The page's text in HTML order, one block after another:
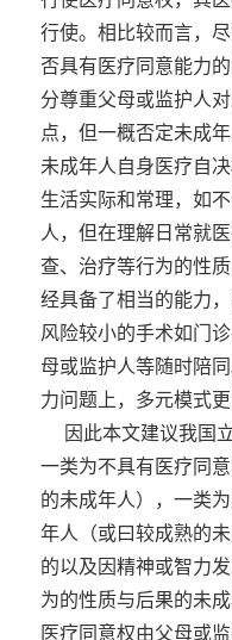
行使。相比较而言，
否具有医疗同意能力
分尊重父母或监护人
点，但一概否定未成
未成年人自身医疗自
生活实际和常理，如
人，但在理解日常就
查、治疗等行为的性
经具备了相当的能力
风险较小的手术如门
母或监护人等随时陪
力问题上，多元模式更
因此本文建议我国立
一类为不具有医疗同
的未成年人），一类
年人（或曰较成熟的
的以及因精神或智力
为的性质与后果的未
医疗同意权由父母或